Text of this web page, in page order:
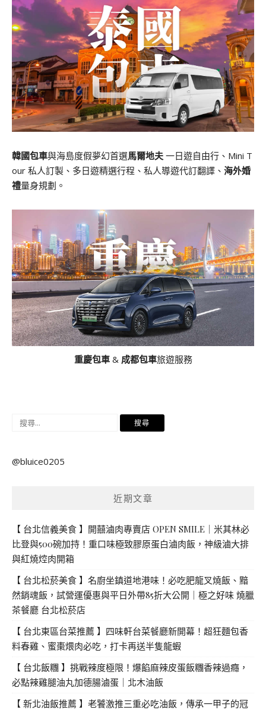
韓國包車與海島度假夢幻首選馬爾地夫 一日遊自由行、Mini T
our 私人訂製、多日遊精選行程、私人導遊代訂翻譯、 海外婚
禮量身規劃。
重慶包車& 成都包車旅遊服務
搜
鍵
@bluice0205
近期文章
【 台北信義美食 】開囍滷肉專賣店 OPEN SMILE｜米其林必
比登與500碗加持！重口味極致膠原蛋白滷肉飯，神級滷大排
與紅燒焢肉開箱
【 台北松菸美食 】名廚坐鎮道地港味！必吃肥龍叉燒飯、黯
然銷魂飯，試營運優惠與平日外帶85折大公開｜極之好味 燒臘
茶餐廳 台北松菸店
【 台北東區台菜推薦 】四味軒台菜餐廳新開幕！超狂麵包香
料春雞、蜜棗煨肉必吃，打卡再送半隻龍蝦
【 台北飯糰 】挑戰辣度極限！爆餡麻辣皮蛋飯糰香辣過癮，
必點辣雞腿油丸加德腸滷蛋｜北木油飯
【 新北油飯推薦 】老饕激推三重必吃油飯，傳承一甲子的冠